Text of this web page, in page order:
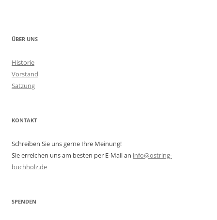
ÜBER UNS
Historie
Vorstand
Satzung
KONTAKT
Schreiben Sie uns gerne Ihre Meinung!
Sie erreichen uns am besten per E-Mail an info@ostring-
buchholz.de
SPENDEN